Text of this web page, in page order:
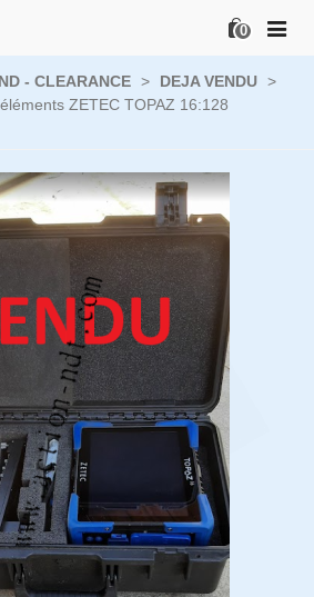
0
- CLEARANCE > DEJA VENDU >
ZETEC TOPAZ 16:128